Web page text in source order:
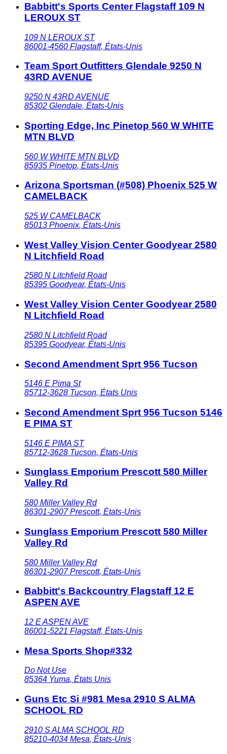
Babbitt's Sports Center Flagstaff 109 N
LEROUX ST
109 N LEROUX ST
86001-4560 Flagstaff, États-Unis
Team Sport Outfitters Glendale 9250 N
43RD AVENUE
9250 N 43RD AVENUE
85302 Glendale, États-Unis
Sporting Edge, Inc Pinetop 560 W WHITE
MTN BLVD
560 W WHITE MTN BLVD
85935 Pinetop, États-Unis
Arizona Sportsman (#508) Phoenix 525 W
CAMELBACK
525 W CAMELBACK
85013 Phoenix, États-Unis
West Valley Vision Center Goodyear 2580
N Litchfield Road
2580 N Litchfield Road
85395 Goodyear, États-Unis
West Valley Vision Center Goodyear 2580
N Litchfield Road
2580 N Litchfield Road
85395 Goodyear, États-Unis
Second Amendment Sprt 956 Tucson
5146 E Pima St
85712-3628 Tucson, États Unis
Second Amendment Sprt 956 Tucson 5146
E PIMA ST
5146 E PIMA ST
85712-3628 Tucson, États-Unis
Sunglass Emporium Prescott 580 Miller
Valley Rd
580 Miller Valley Rd
86301-2907 Prescott, États-Unis
Sunglass Emporium Prescott 580 Miller
Valley Rd
580 Miller Valley Rd
86301-2907 Prescott, États-Unis
Babbitt's Backcountry Flagstaff 12 E
ASPEN AVE
12 E ASPEN AVE
86001-5221 Flagstaff, États-Unis
Mesa Sports Shop#332
Do Not Use
85364 Yuma, États Unis
Guns Etc Si #981 Mesa 2910 S ALMA
SCHOOL RD
2910 S ALMA SCHOOL RD
85210-4034 Mesa, États-Unis